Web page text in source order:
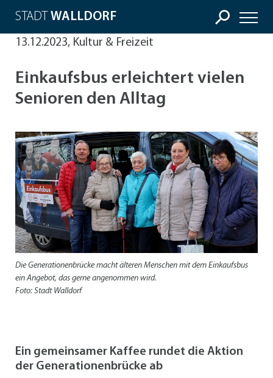
STADT WALLDORF
13.12.2023, Kultur & Freizeit
Einkaufsbus erleichtert vielen
Senioren den Alltag
Die Generationenbrücke macht älteren Menschen mit dem Einkaufsbus
ein Angebot, das gerne angenommen wird.
Foto: Stadt Walldorf
Ein gemeinsamer Kaffee rundet die Aktion
der Generationenbrücke ab